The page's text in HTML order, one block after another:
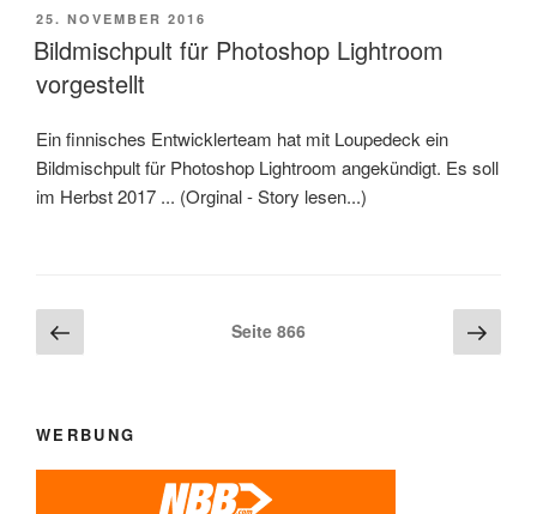
VERÖFFENTLICHT
AM
25. NOVEMBER 2016
Bildmischpult für Photoshop Lightroom
vorgestellt
Ein finnisches Entwicklerteam hat mit Loupedeck ein
Bildmischpult für Photoshop Lightroom angekündigt. Es soll
im Herbst 2017 ... (Orginal - Story lesen...)
Beitragsnavigation
Seite
Seite 866
Seite
WERBUNG